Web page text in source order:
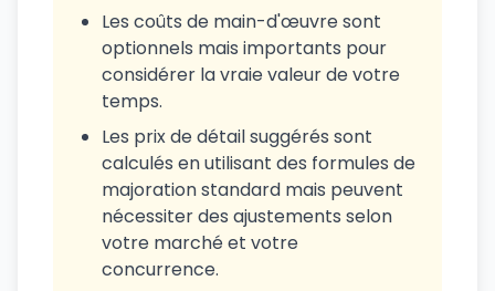
Les coûts de main-d'œuvre sont
optionnels mais importants pour
considérer la vraie valeur de votre
temps.
Les prix de détail suggérés sont
calculés en utilisant des formules de
majoration standard mais peuvent
nécessiter des ajustements selon
votre marché et votre
concurrence.